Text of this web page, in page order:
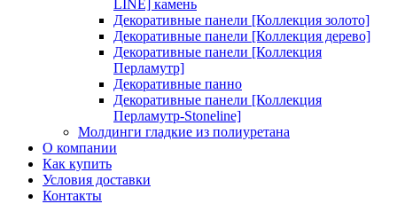
LINE] камень
Декоративные панели [Коллекция золото]
Декоративные панели [Коллекция дерево]
Декоративные панели [Коллекция
Перламутр]
Декоративные панно
Декоративные панели [Коллекция
Перламутр-Stoneline]
Молдинги гладкие из полиуретана
О компании
Как купить
Условия доставки
Контакты